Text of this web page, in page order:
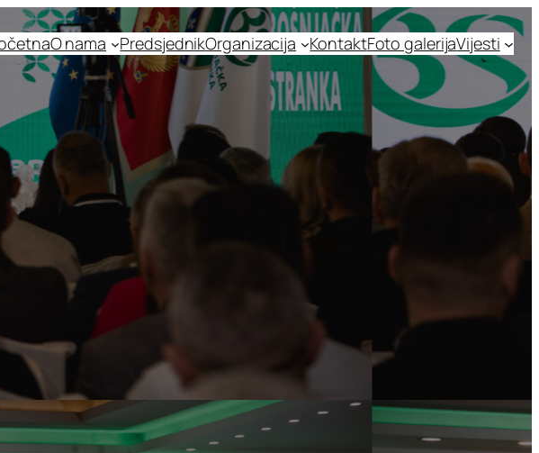
O nama PredsjednikOrganizacija KontaktFoto galerijaVijesti